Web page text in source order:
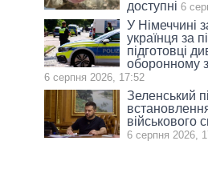
доступні 6
У Німеччині
українця за
підготовці
оборонному
6 серпня 2026, 17:52
Зеленський
військового
6 серпня 2026,